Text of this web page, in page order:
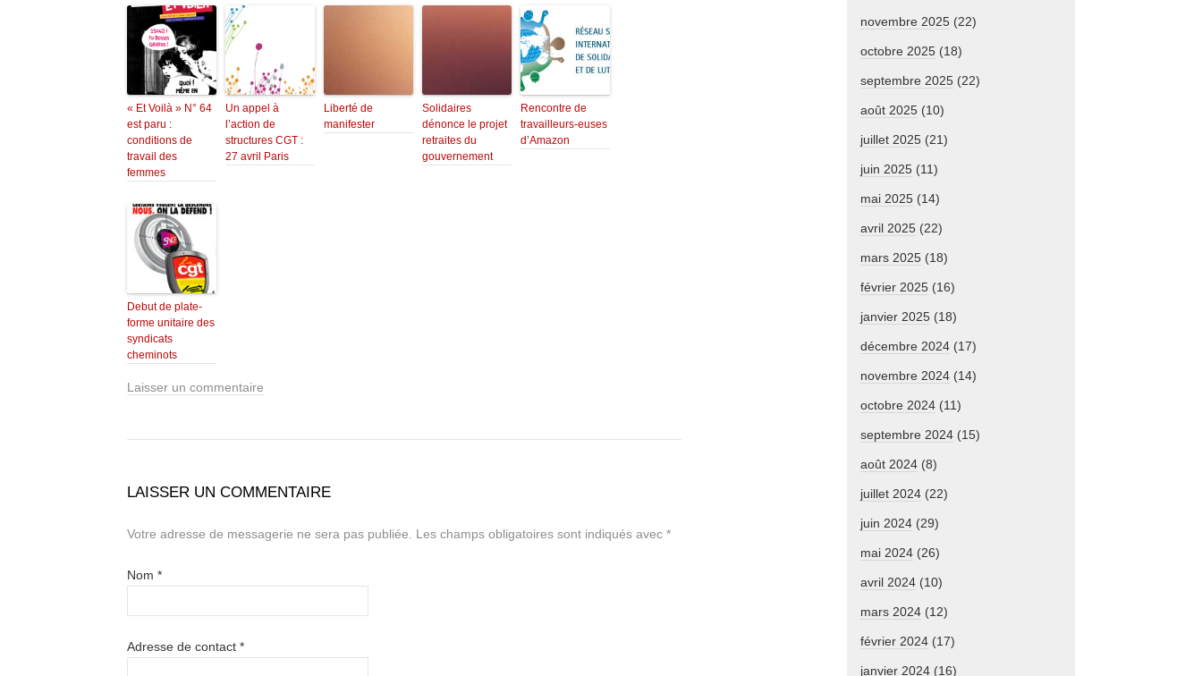
« Et Voilà » N° 64
est paru :
conditions de
travail des
femmes
Un appel à
l’action de
structures CGT :
27 avril Paris
Liberté de
manifester
Solidaires
dénonce le projet
retraites du
gouvernement
Rencontre de
travailleurs-euses
d’Amazon
Debut de plate-
forme unitaire des
syndicats
cheminots
Laisser un commentaire
LAISSER UN COMMENTAIRE
Votre adresse de messagerie ne sera pas publiée. Les champs obligatoires sont indiqués avec *
Nom *
Adresse de contact *
novembre 2025 (22)
octobre 2025 (18)
septembre 2025 (22)
août 2025 (10)
juillet 2025 (21)
juin 2025 (11)
mai 2025 (14)
avril 2025 (22)
mars 2025 (18)
février 2025 (16)
janvier 2025 (18)
décembre 2024 (17)
novembre 2024 (14)
octobre 2024 (11)
septembre 2024 (15)
août 2024 (8)
juillet 2024 (22)
juin 2024 (29)
mai 2024 (26)
avril 2024 (10)
mars 2024 (12)
février 2024 (17)
janvier 2024 (16)